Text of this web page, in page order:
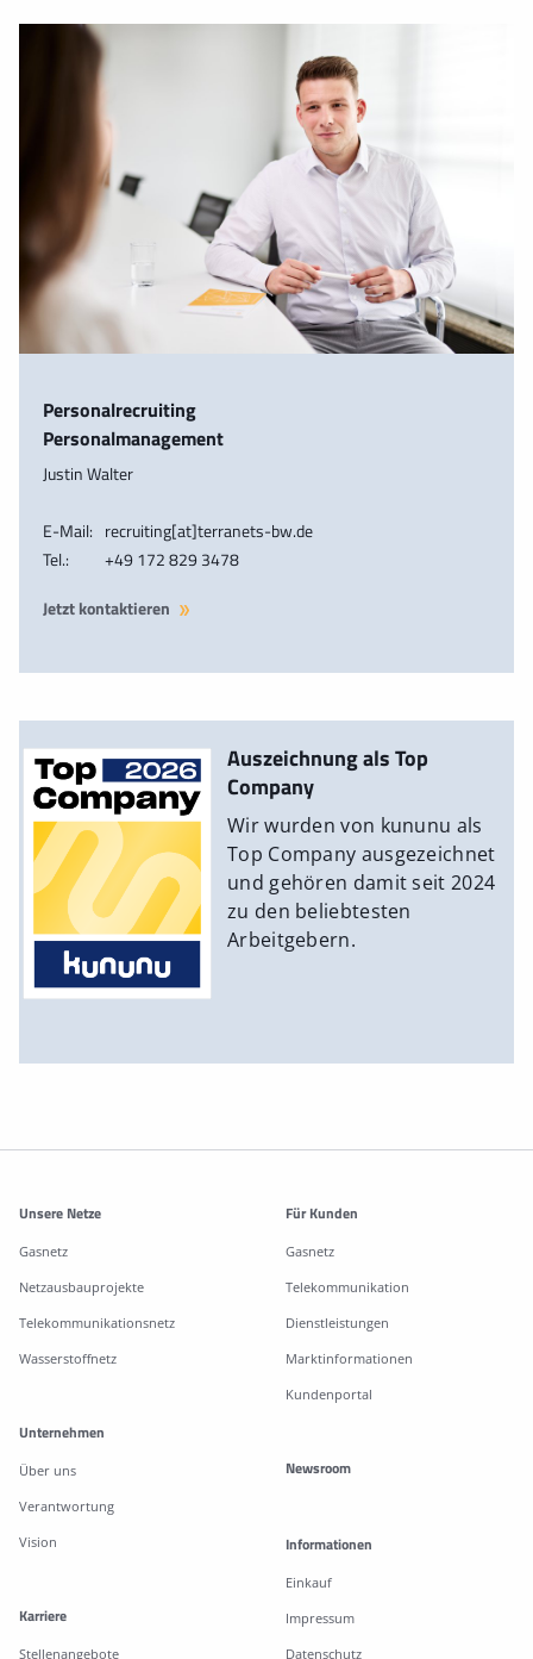
Personalrecruiting
Personalmanagement
Justin Walter
E-Mail: recruiting[at]terranets-bw.de
Tel.:
+49 172 829 3478
Jetzt kontaktieren
Auszeichnung als Top
Company
Wir wurden von kununu als
Top Company ausgezeichnet
und gehören damit seit 2024
zu den beliebtesten
Arbeitgebern.
Weitere Informationen
Unsere Netze
Gasnetz
Netzausbauprojekte
Telekommunikationsnetz
Wasserstoffnetz
Für Kunden
Gasnetz
Telekommunikation
Dienstleistungen
Marktinformationen
Kundenportal
Unternehmen
Über uns
Verantwortung
Vision
Karriere
Stellenangebote
Newsroom
Informationen
Einkauf
Impressum
Datenschutz